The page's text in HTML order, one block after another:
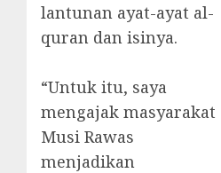
lantunan ayat-ayat al-
quran dan isinya.
“Untuk itu, saya
mengajak masyarakat
Musi Rawas
menjadikan